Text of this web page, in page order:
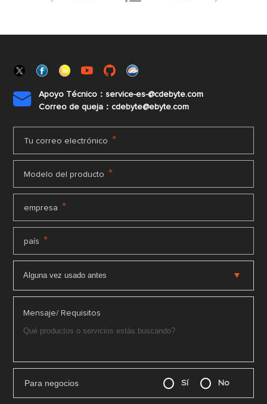

Apoyo Técnico：service-es-@cdebyte.com
Correo de queja：cdebyte@ebyte.com
Tu correo electrónico *
Modelo del producto *
empresa *
país *
Mensaje/ Requisitos
Para negocios Sí No